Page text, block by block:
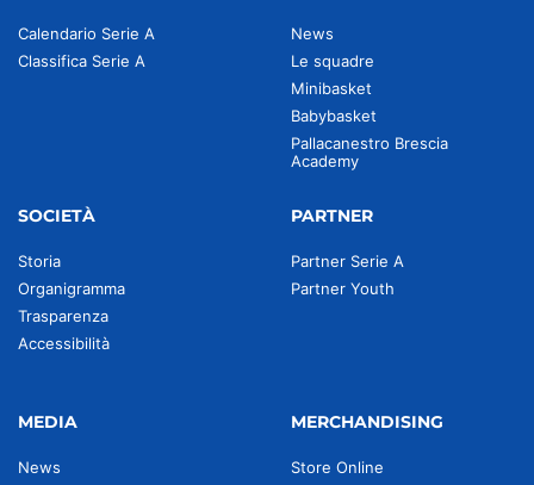
Calendario Serie A
Classifica Serie A
News
Le squadre
Minibasket
Babybasket
Pallacanestro Brescia
Academy
SOCIETÀ
Storia
Organigramma
Trasparenza
Accessibilità
PARTNER
Partner Serie A
Partner Youth
MEDIA
News
MERCHANDISING
Store Online